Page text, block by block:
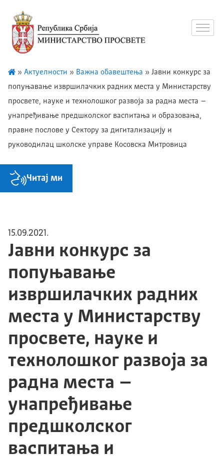
» Актуелности » Важна обавештења » Јавни конкурс за
попуњавање извршилачких радних места у Министарству
просвете, науке и технолошког развоја за радна места –
унапређивање предшколског васпитања и образовања,
правне послове у Сектору за дигитализацију и
руководилац школске управе Косовска Митровица
Читај ми
15.09.2021.
Јавни конкурс за
попуњавање
извршилачких радних
места у Министарству
просвете, науке и
технолошког развоја за
радна места –
унапређивање
предшколског
васпитања и